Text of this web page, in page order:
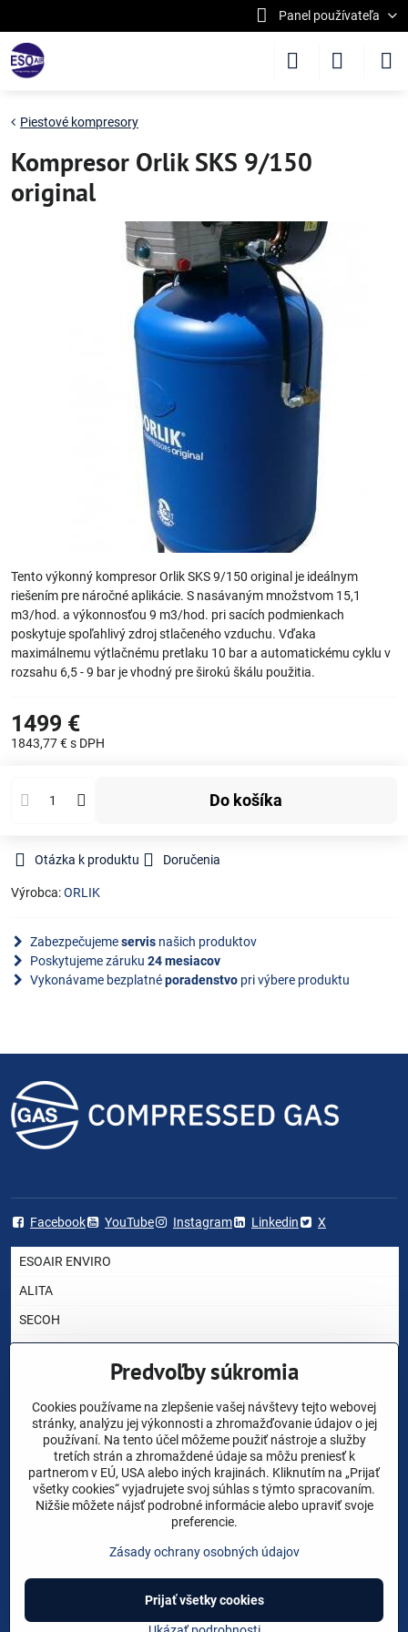
Panel používateľa
Piestové kompresory
Kompresor Orlik SKS 9/150
original
Tento výkonný kompresor Orlik SKS 9/150 original je ideálnym
riešením pre náročné aplikácie. S nasávaným množstvom 15,1
m3/hod. a výkonnosťou 9 m3/hod. pri sacích podmienkach
poskytuje spoľahlivý zdroj stlačeného vzduchu. Vďaka
maximálnemu výtlačnému pretlaku 10 bar a automatickému cyklu v
rozsahu 6,5 - 9 bar je vhodný pre širokú škálu použitia.
1499 €
1843,77 €s DPH
Do košíka
Otázka k produktu Doručenia
Výrobca:ORLIK
Zabezpečujemeservis našich produktov
Poskytujeme záruku 24 mesiacov
Vykonávame bezplatnéporadenstvo pri výbere produktu
Facebook YouTube Instagram Linkedin X
ESOAIR ENVIRO
ALITA
SECOH
YASUNAGA RIETSCHLE THOMAS
NITTO KOHKI
CHARLES AUSTEN
AKO VYBRAŤ DÚCHADLO ?
©2026Copyright
Predvoľby súkromiaZásady ochrany osobných údajov
Predvoľby súkromia
Cookies používame na zlepšenie vašej návštevy tejto webovej
stránky, analýzu jej výkonnosti a zhromažďovanie údajov o jej
používaní. Na tento účel môžeme použiť nástroje a služby
tretích strán a zhromaždené údaje sa môžu preniesť k
partnerom v EÚ, USA alebo iných krajinách. Kliknutím na „Prijať
všetky cookies“ vyjadrujete svoj súhlas s týmto spracovaním.
Nižšie môžete nájsť podrobné informácie alebo upraviť svoje
preferencie.
Zásady ochrany osobných údajov
Prijať všetky cookies